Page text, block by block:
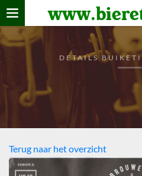
Home
verzamelen
De bierkaart
Bezoekers
DETAILS
Terug naar het overzicht